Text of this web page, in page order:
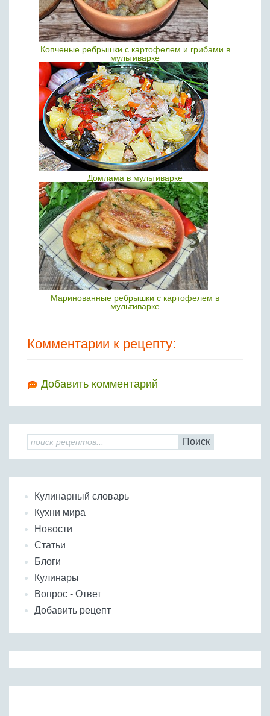
Копченые ребрышки с картофелем и грибами в
мультиварке
Домлама в мультиварке
Маринованные ребрышки с картофелем в
мультиварке
Комментарии к рецепту:
Добавить комментарий
Поиск
Кулинарный словарь
Кухни мира
Новости
Статьи
Блоги
Кулинары
Вопрос - Ответ
Добавить рецепт